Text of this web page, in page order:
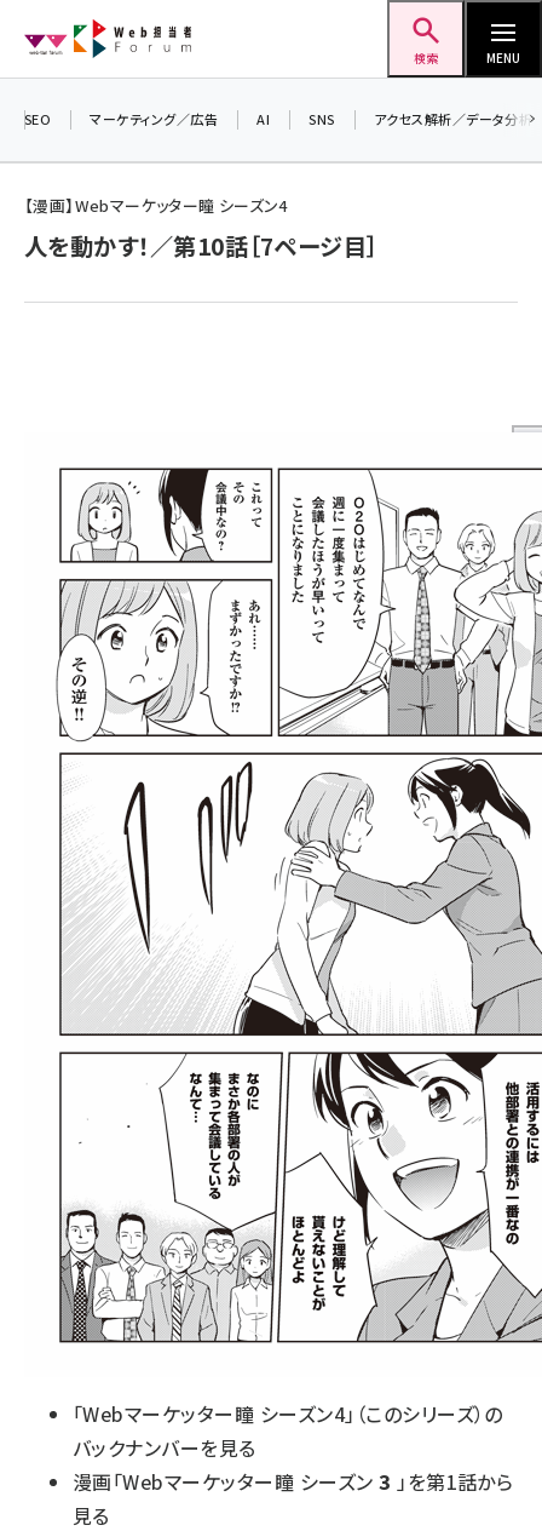
ン
検索 MENU
z世代 (1617)
meo (1274)
llmo (1155)
SEO マーケティング／広告 AI SNS アクセス解析／データ分析
【漫画】Webマーケッター瞳 シーズン4
人を動かす！／第10話［7ページ目］
「Webマーケッター瞳 シーズン4」（このシリーズ）の
バックナンバーを見る
漫画「Webマーケッター瞳 シーズン3 」を第1話から
見る